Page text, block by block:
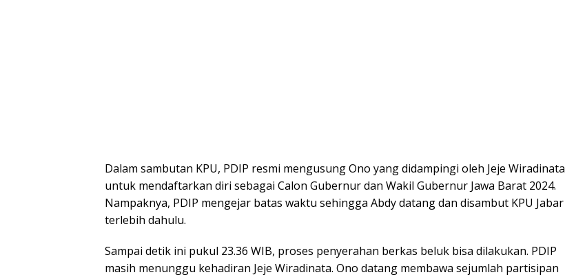
Dalam sambutan KPU, PDIP resmi mengusung Ono yang didampingi oleh Jeje Wiradinata
untuk mendaftarkan diri sebagai Calon Gubernur dan Wakil Gubernur Jawa Barat 2024.
Nampaknya, PDIP mengejar batas waktu sehingga Abdy datang dan disambut KPU Jabar
terlebih dahulu.
Sampai detik ini pukul 23.36 WIB, proses penyerahan berkas beluk bisa dilakukan. PDIP
masih menunggu kehadiran Jeje Wiradinata. Ono datang membawa sejumlah partisipan